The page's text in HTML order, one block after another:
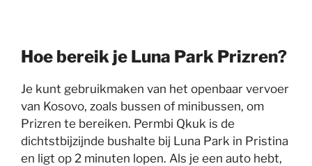
Hoe bereik je Luna Park Prizren?
Je kunt gebruikmaken van het openbaar vervoer
van Kosovo, zoals bussen of minibussen, om
Prizren te bereiken. Permbi Qkuk is de
dichtstbijzijnde bushalte bij Luna Park in Pristina
en ligt op 2 minuten lopen. Als je een auto hebt,